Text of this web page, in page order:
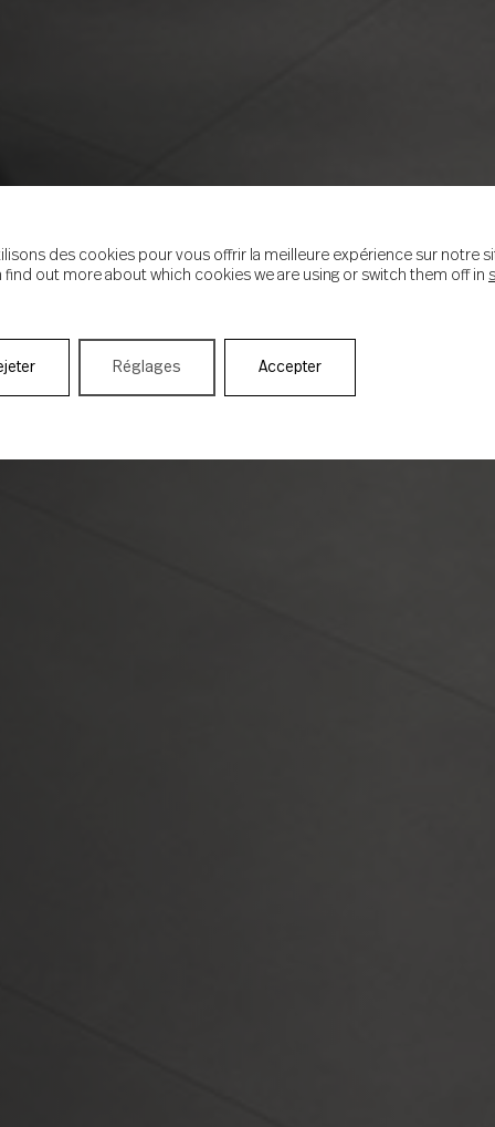
des cookies pour vous offrir la meilleure expérience sur notre
find out more about which cookies we are using or switch them off in
Accepter
Réglages